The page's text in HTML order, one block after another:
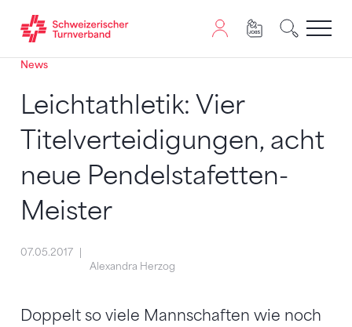
Zum Inhalt springen
Zur Sitemap navigieren
Zum Navigieren dieser Seite wird JavaScript benötigt.
News
Leichtathletik: Vier
Titelverteidigungen, acht
neue Pendelstafetten-
Meister
07.05.2017
Alexandra Herzog
Doppelt so viele Mannschaften wie noch